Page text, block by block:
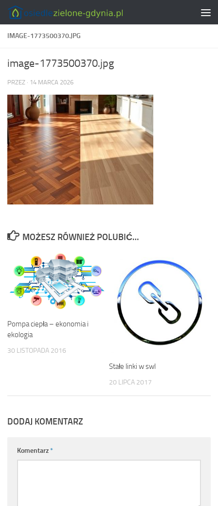
Skip to content
IMAGE-1773500370.JPG
image-1773500370.jpg
PRZEZ · 14 MARCA 2026
MOŻESZ RÓWNIEŻ POLUBIĆ…
Pompa ciepła – ekonomia i
ekologia
30 LISTOPADA 2016
Stałe linki w swl
20 LIPCA 2017
DODAJ KOMENTARZ
Komentarz*